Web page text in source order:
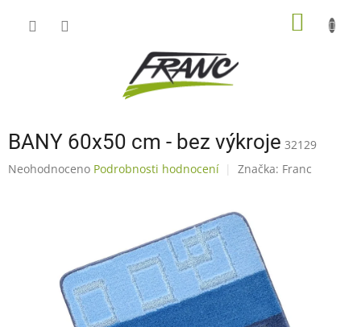
BANY 60x50 cm - bez výkroje 32129
Průměrné
hvězdiček.
Neohodnoceno Podrobnosti hodnocení Značka: Franc